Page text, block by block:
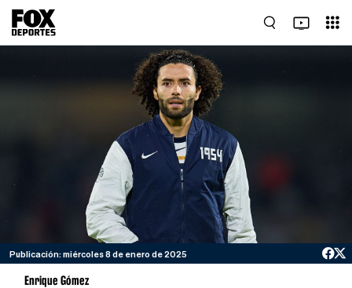
Publicación: miércoles 8 de enero de 2025
Enrique Gómez